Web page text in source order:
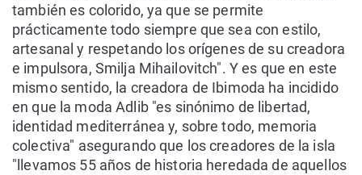
también es colorido, ya que se permite
prácticamente todo siempre que sea con estilo,
artesanal y respetando los orígenes de su creadora
e impulsora, Smilja Mihailovitch". Y es que en este
mismo sentido, la creadora de Ibimoda ha incidido
en que la moda Adlib "es sinónimo de libertad,
identidad mediterránea y, sobre todo, memoria
colectiva" asegurando que los creadores de la isla
"llevamos 55 años de historia heredada de aquellos